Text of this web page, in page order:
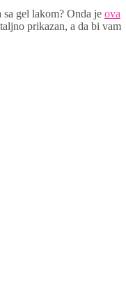
gel lakom? Onda je ova
prikazan, a da bi vam